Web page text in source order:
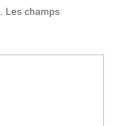
Les champs